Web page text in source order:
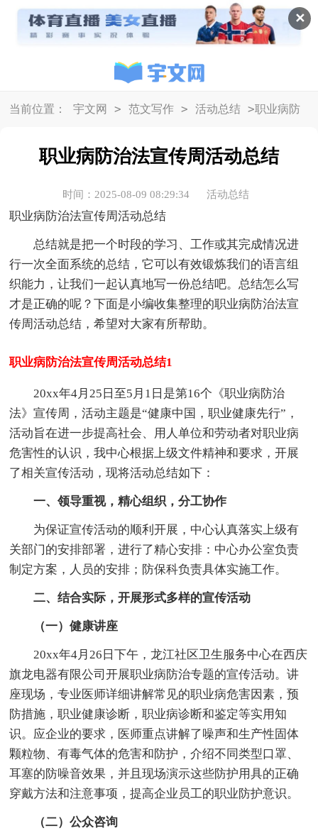
✕
当前位置： 宇文网 > 范文写作 > 活动总结 >职业病防
治法宣传周活动总结
职业病防治法宣传周活动总结
时间：2025-08-09 08:29:34 活动总结
职业病防治法宣传周活动总结
总结就是把一个时段的学习、工作或其完成情况进
行一次全面系统的总结，它可以有效锻炼我们的语言组
织能力，让我们一起认真地写一份总结吧。总结怎么写
才是正确的呢？下面是小编收集整理的职业病防治法宣
传周活动总结，希望对大家有所帮助。
职业病防治法宣传周活动总结1
20xx年4月25日至5月1日是第16个《职业病防治
法》宣传周，活动主题是“健康中国，职业健康先行”，
活动旨在进一步提高社会、用人单位和劳动者对职业病
危害性的认识，我中心根据上级文件精神和要求，开展
了相关宣传活动，现将活动总结如下：
一、领导重视，精心组织，分工协作
为保证宣传活动的顺利开展，中心认真落实上级有
关部门的安排部署，进行了精心安排：中心办公室负责
制定方案，人员的安排；防保科负责具体实施工作。
二、结合实际，开展形式多样的宣传活动
（一）健康讲座
20xx年4月26日下午，龙江社区卫生服务中心在西庆
旗龙电器有限公司开展职业病防治专题的宣传活动。讲
座现场，专业医师详细讲解常见的职业病危害因素，预
防措施，职业健康诊断，职业病诊断和鉴定等实用知
识。应企业的要求，医师重点讲解了噪声和生产性固体
颗粒物、有毒气体的危害和防护，介绍不同类型口罩、
耳塞的防噪音效果，并且现场演示这些防护用具的正确
穿戴方法和注意事项，提高企业员工的职业防护意识。
（二）公众咨询